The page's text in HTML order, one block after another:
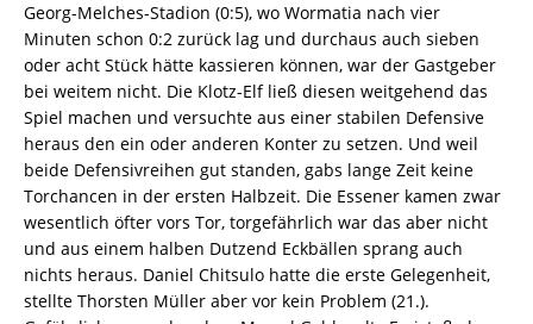
Georg-Melches-Stadion (0:5), wo Wormatia nach vier
Minuten schon 0:2 zurück lag und durchaus auch sieben
oder acht Stück hätte kassieren können, war der Gastgeber
bei weitem nicht. Die Klotz-Elf ließ diesen weitgehend das
Spiel machen und versuchte aus einer stabilen Defensive
heraus den ein oder anderen Konter zu setzen. Und weil
beide Defensivreihen gut standen, gabs lange Zeit keine
Torchancen in der ersten Halbzeit. Die Essener kamen zwar
wesentlich öfter vors Tor, torgefährlich war das aber nicht
und aus einem halben Dutzend Eckbällen sprang auch
nichts heraus. Daniel Chitsulo hatte die erste Gelegenheit,
stellte Thorsten Müller aber vor kein Problem (21.).